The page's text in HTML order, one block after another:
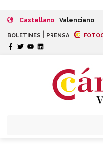
Castellano Valenciano
BOLETINES PRENSA